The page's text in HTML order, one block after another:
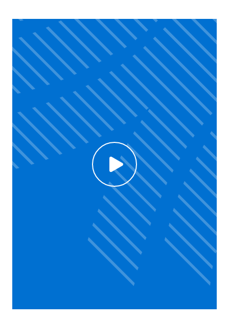
Voir la vidéo
Click to enable Youtube cookies and see content